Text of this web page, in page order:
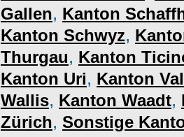
Gallen, Kanton
Kanton Schwyz,
Thurgau, Kanton
Kanton Uri, Kanton
Wallis, Kanton Waadt,
Zürich, Sonstige